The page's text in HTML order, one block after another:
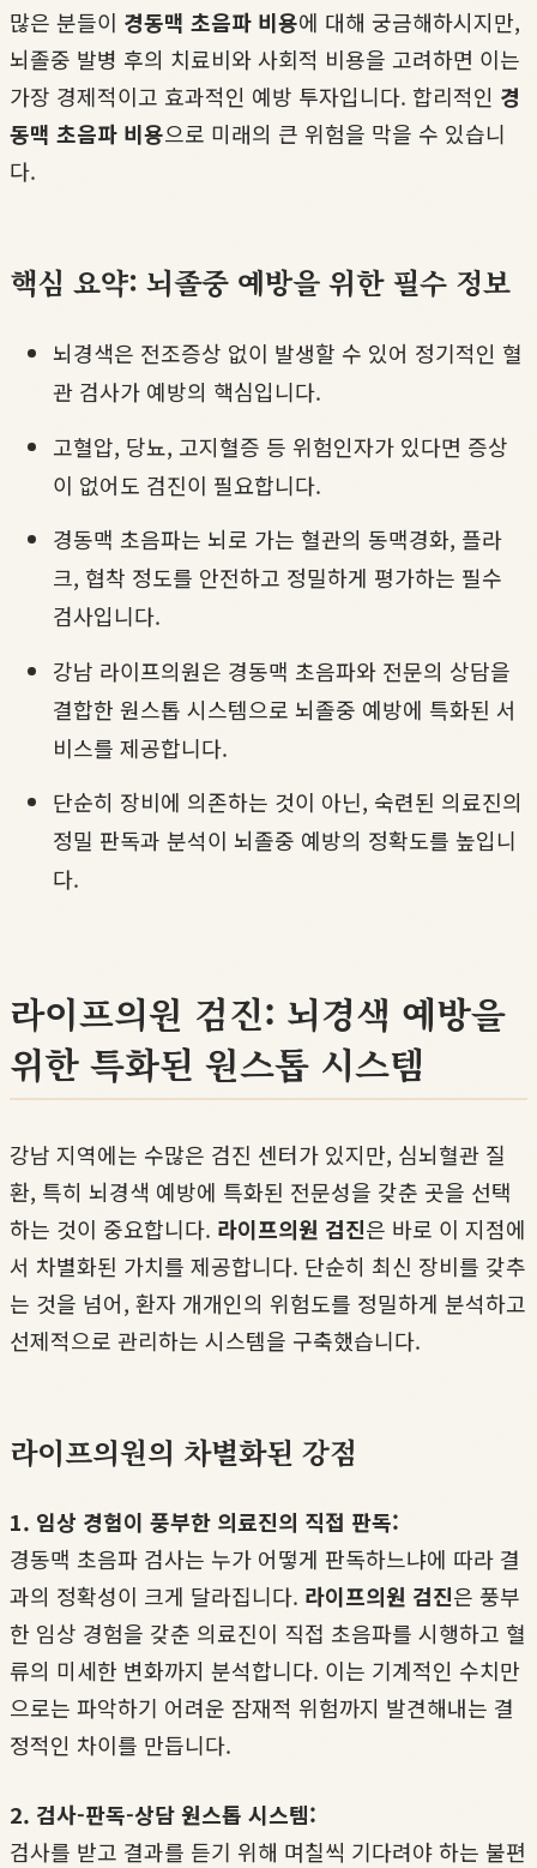
많은 분들이 경동맥 초음파 비용에 대해 궁금해하시지만,
뇌졸중 발병 후의 치료비와 사회적 비용을 고려하면 이는
가장 경제적이고 효과적인 예방 투자입니다. 합리적인 경
동맥 초음파 비용으로 미래의 큰 위험을 막을 수 있습니
다.
핵심 요약: 뇌졸중 예방을 위한 필수 정보
뇌경색은 전조증상 없이 발생할 수 있어 정기적인 혈
관 검사가 예방의 핵심입니다.
고혈압, 당뇨, 고지혈증 등 위험인자가 있다면 증상
이 없어도 검진이 필요합니다.
경동맥 초음파는 뇌로 가는 혈관의 동맥경화, 플라
크, 협착 정도를 안전하고 정밀하게 평가하는 필수
검사입니다.
강남 라이프의원은 경동맥 초음파와 전문의 상담을
결합한 원스톱 시스템으로 뇌졸중 예방에 특화된 서
비스를 제공합니다.
단순히 장비에 의존하는 것이 아닌, 숙련된 의료진의
정밀 판독과 분석이 뇌졸중 예방의 정확도를 높입니
다.
라이프의원 검진: 뇌경색 예방을
위한 특화된 원스톱 시스템
강남 지역에는 수많은 검진 센터가 있지만, 심뇌혈관 질
환, 특히 뇌경색 예방에 특화된 전문성을 갖춘 곳을 선택
하는 것이 중요합니다. 라이프의원 검진은 바로 이 지점에
서 차별화된 가치를 제공합니다. 단순히 최신 장비를 갖추
는 것을 넘어, 환자 개개인의 위험도를 정밀하게 분석하고
선제적으로 관리하는 시스템을 구축했습니다.
라이프의원의 차별화된 강점
1. 임상 경험이 풍부한 의료진의 직접 판독:
경동맥 초음파 검사는 누가 어떻게 판독하느냐에 따라 결
과의 정확성이 크게 달라집니다. 라이프의원 검진은 풍부
한 임상 경험을 갖춘 의료진이 직접 초음파를 시행하고 혈
류의 미세한 변화까지 분석합니다. 이는 기계적인 수치만
으로는 파악하기 어려운 잠재적 위험까지 발견해내는 결
정적인 차이를 만듭니다.
2. 검사-판독-상담 원스톱 시스템:
검사를 받고 결과를 듣기 위해 며칠씩 기다려야 하는 불편